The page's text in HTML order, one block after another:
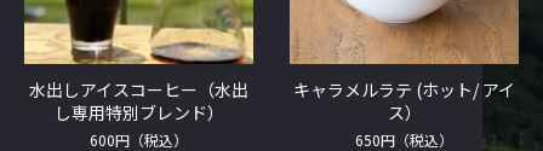
水出しアイスコーヒー（水出
し専用特別ブレンド）
600円（税込）
キャラメルラテ (ホット/ アイ
ス）
650円（税込）